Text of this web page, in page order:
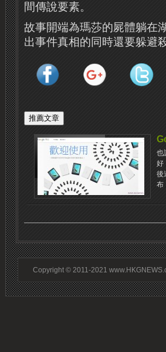
間傳說要素。
故事開端為瑪莎的屍體躺在
出事件真相的同時還要躲避
也
好
後
布
Copyright © 2011-2021